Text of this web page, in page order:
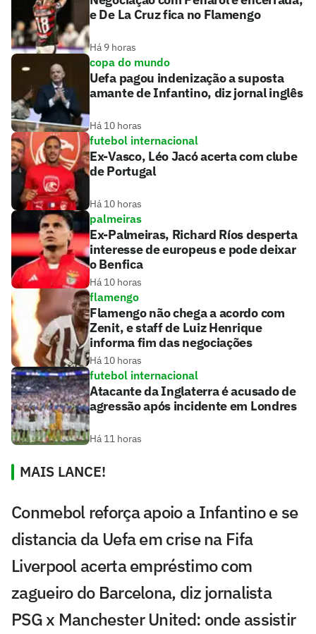
e De La Cruz fica no Flamengo
Há 9 horas
copa do mundo
Uefa pagou indenização a suposta
amante de Infantino, diz jornal inglês
Há 10 horas
futebol internacional
Ex-Vasco, Léo Jacó acerta com clube
de Portugal
Há 10 horas
palmeiras
Ex-Palmeiras, Richard Ríos desperta
interesse de europeus e pode deixar
o Benfica
Há 10 horas
flamengo
Flamengo não chega a acordo com
Zenit, e staff de Luiz Henrique
informa fim das negociações
Há 10 horas
futebol internacional
Atacante da Inglaterra é acusado de
agressão após incidente em Londres
Há 11 horas
MAIS LANCE!
Conmebol reforça apoio a Infantino e se
distancia da Uefa em crise na Fifa
Liverpool acerta empréstimo com
zagueiro do Barcelona, diz jornalista
PSG x Manchester United: onde assistir